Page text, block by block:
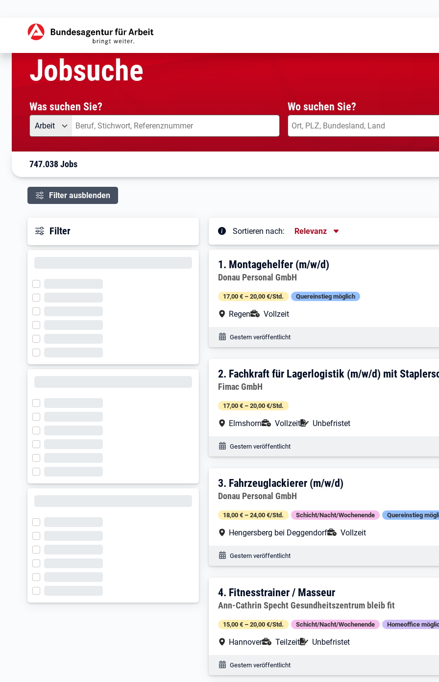
Startseite
Jobsuche
Was suchen Sie?
Angebotsart
Arbeit Was suchen Sie?
Wo suchen Sie?
747.038 Jobs
Filter ausblenden
Filter Sortieren nach: Sortierung
Relevanz
Ergebnisliste
1. Ergebnis: Montagehelfer (m/w/d)
1. Montagehelfer (m/w/d)
Arbeitgeber:
Donau Personal GmbH
17,00 € – 20,00 €/Std. Quereinstieg möglich
Arbeitsort:
Regen Anstellungsart:
Vollzeit
Veröffentlichungsdatum:
Gestern veröffentlicht
2. Ergebnis: Fachkraft für Lagerlogistik
2. Fachkraft für Lagerlogistik (m/w/d) mit
Arbeitgeber:
Fimac GmbH
17,00 € – 20,00 €/Std.
Arbeitsort:
Elmshorn Anstellungsart:
Vollzeit Befristung:
Unbefristet
Veröffentlichungsdatum:
Gestern veröffentlicht
3. Ergebnis: Fahrzeuglackierer (m/w/d)
3. Fahrzeuglackierer (m/w/d)
Arbeitgeber:
Donau Personal GmbH
18,00 € – 24,00 €/Std. Schicht/Nacht/Wochenende Quereinstieg
Arbeitsort:
Hengersberg bei Deggendorf Anstellungsart:
Vollzeit
Veröffentlichungsdatum:
Gestern veröffentlicht
4. Ergebnis: Fitnesstrainer / Masseur
4. Fitnesstrainer / Masseur
Arbeitgeber:
Ann-Cathrin Specht Gesundheitszentrum bleib fit
15,00 € – 20,00 €/Std. Schicht/Nacht/Wochenende Homeoffice
Arbeitsort:
Hannover Anstellungsart:
Teilzeit Befristung:
Unbefristet
Veröffentlichungsdatum:
Gestern veröffentlicht